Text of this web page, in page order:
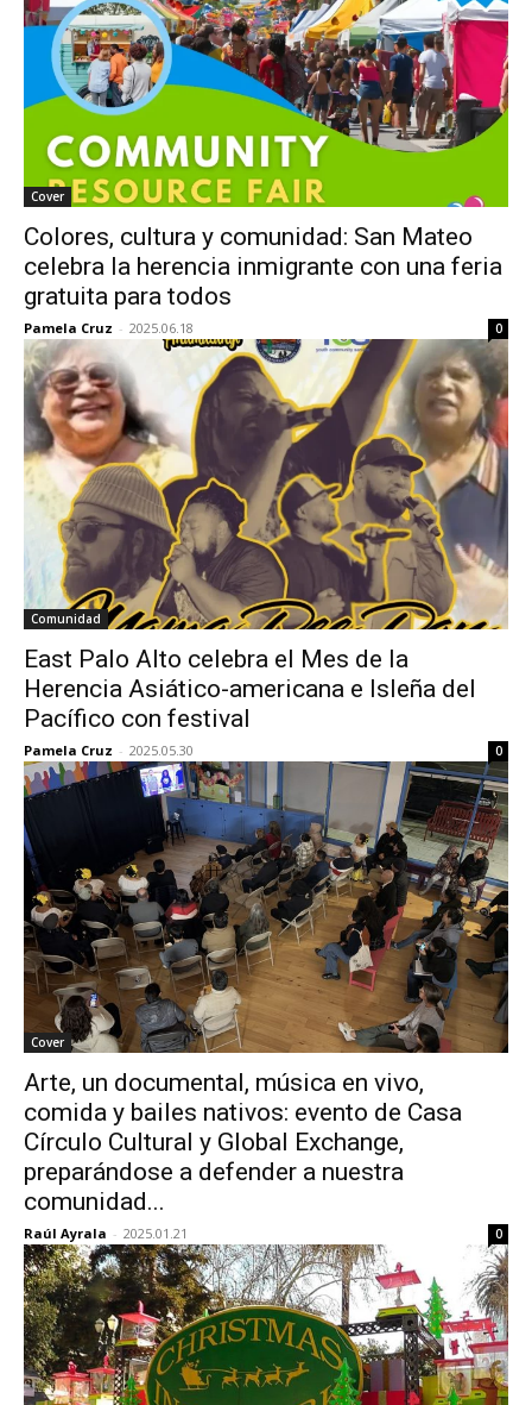
Cover
Colores, cultura y comunidad: San Mateo
celebra la herencia inmigrante con una feria
gratuita para todos
Pamela Cruz - 2025.06.18 0
Comunidad
East Palo Alto celebra el Mes de la
Herencia Asiático-americana e Isleña del
Pacífico con festival
Pamela Cruz - 2025.05.30 0
Cover
Arte, un documental, música en vivo,
comida y bailes nativos: evento de Casa
Círculo Cultural y Global Exchange,
preparándose a defender a nuestra
comunidad...
Raúl Ayrala - 2025.01.21 0